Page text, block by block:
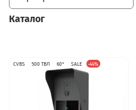
CVBS 500 ТВЛ 60° SALE -44%
Каталог